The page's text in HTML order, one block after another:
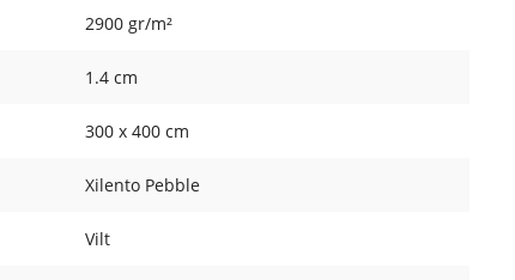
2900 gr/m²
1.4 cm
300 x 400 cm
Xilento Pebble
Vilt